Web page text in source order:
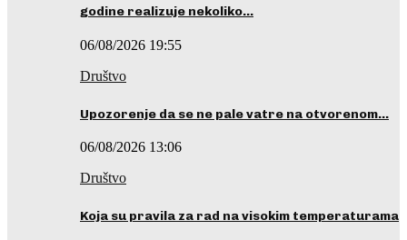
godine realizuje nekoliko…
06/08/2026 19:55
Društvo
Upozorenje da se ne pale vatre na otvorenom…
06/08/2026 13:06
Društvo
Koja su pravila za rad na visokim temperaturama